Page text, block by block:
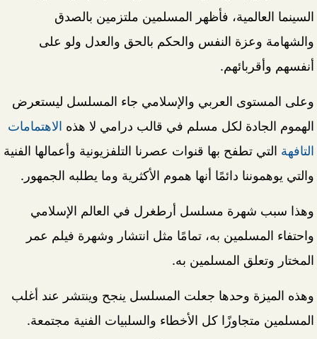
السينما العالمية، فأظهر المسلمين ملتزمين بالصدق
والشهامة وعزة النفس والحكم بالحق والعدل ولو على
أنفسهم وأقربائهم.
وعلى المستوى العربي والإسلامي جاء المسلسل ليستعرض
الهموم الجادة لكل مسلم في قالب درامي لا هذه الاهتمامات
التافهة التي تطفح بها قنوات عصرنا التلفزيونية وأعمالها الفنية
والتي يوهموننا دائمًا أنها هموم الأكثرية وما يطلبه الجمهور.
وهذا سبب شهرة مسلسل أرطغرل في العالم الإسلامي
واحتفاء المسلمين به، تمامًا مثل انتشار وشهرة فيلم عمر
المختار وتعلق المسلمين به.
وهذه الميزة وحدها جعلت المسلسل ينجح وينتشر عند أغلب
المسلمين متجاوزًا كل الأخطاء والسلبيات الفنية مجتمعة.